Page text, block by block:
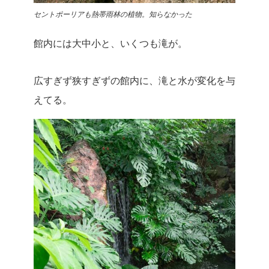
セントポーリアも熱帯雨林の植物。知らなかった
館内には大中小と、いくつも滝が。
広すぎず狭すぎずの館内に、滝と水が変化を与
えてる。